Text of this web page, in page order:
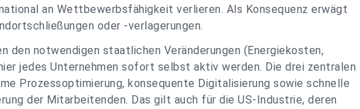
an Wettbewerbsfähigkeit verlieren. Als Konsequenz erwägt
oder -verlagerungen.
den notwendigen staatlichen Veränderungen (Energiekosten,
jedes Unternehmen sofort selbst aktiv werden. Die drei zentralen
Prozessoptimierung, konsequente Digitalisierung sowie schnelle
der Mitarbeitenden. Das gilt auch für die US-Industrie, deren